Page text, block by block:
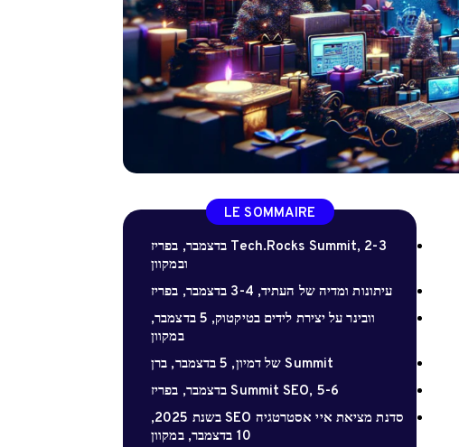
LE SOMMAIRE
Tech.Rocks Summit, 2-3 בדצמבר, בפריז
ובמקוון
עיתונות ומדיה של העתיד, 3-4 בדצמבר, בפריז
וובינר על יצירת לידים בטיקטוק, 5 בדצמבר,
במקוון
Summit של דמיון, 5 בדצמבר, ברן
Summit SEO, 5-6 בדצמבר, בפריז
סדנת מציאת איי אסטרטגיה SEO בשנת 2025,
10 בדצמבר, במקוון